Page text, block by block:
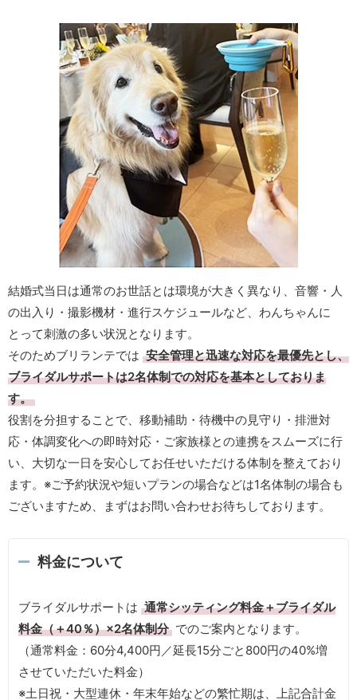
結婚式当日は通常のお世話とは環境が大きく異なり、音響・人
の出入り・撮影機材・進行スケジュールなど、わんちゃんに
とって刺激の多い状況となります。
そのためブリランテでは 安全管理と迅速な対応を最優先とし、
ブライダルサポートは2名体制での対応を基本としておりま
す。
役割を分担することで、移動補助・待機中の見守り・排泄対
応・体調変化への即時対応・ご家族様との連携をスムーズに行
い、大切な一日を安心してお任せいただける体制を整えており
ます。※ご予約状況や短いプランの場合などは1名体制の場合も
ございますため、まずはお問い合わせお待ちしております。
料金について
ブライダルサポートは 通常シッティング料金＋ブライダル
料金（＋40％）×2名体制分でのご案内となります。
（通常料金：60分4,400円／延長15分ごと800円の40%増
させていただいた料金）
※土日祝・大型連休・年末年始などの繁忙期は、上記合計金